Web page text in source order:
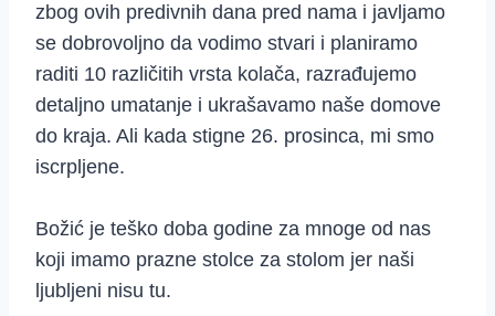
zbog ovih predivnih dana pred nama i javljamo
se dobrovoljno da vodimo stvari i planiramo
raditi 10 različitih vrsta kolača, razrađujemo
detaljno umatanje i ukrašavamo naše domove
do kraja. Ali kada stigne 26. prosinca, mi smo
iscrpljene.
Božić je teško doba godine za mnoge od nas
koji imamo prazne stolce za stolom jer naši
ljubljeni nisu tu.